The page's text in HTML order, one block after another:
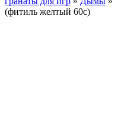
(фитиль желтый 60с)